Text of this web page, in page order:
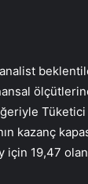
kazanç
19,47